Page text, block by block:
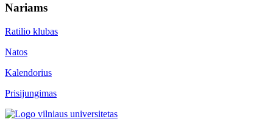
Nariams
Ratilio klubas
Natos
Kalendorius
Prisijungimas